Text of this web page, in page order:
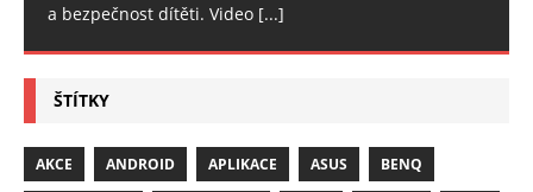
a bezpečnost dítěti. Video [...]
ŠTÍTKY
AKCE ANDROID APLIKACE ASUS BENQ